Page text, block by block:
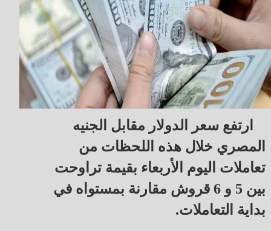
ارتفع سعر الدولار مقابل الجنيه
المصري خلال هذه اللحظات من
تعاملات اليوم الأربعاء بقيمة تراوحت
بين 5 و 6 قروش مقارنة بمستواه في
بداية التعاملات.